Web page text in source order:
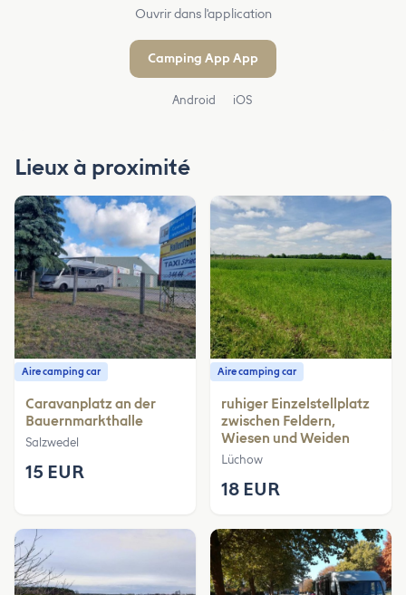
Ouvrir dans l'application
Camping App App
Android iOS
Lieux à proximité
Aire camping car
Caravanplatz an der
Bauernmarkthalle
Salzwedel
15 EUR
Aire camping car
ruhiger Einzelstellplatz
zwischen Feldern,
Wiesen und Weiden
Lüchow
18 EUR